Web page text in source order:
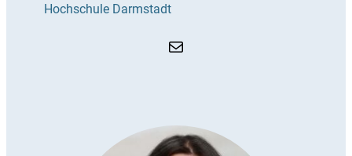
Hochschule Darmstadt
E-Mail